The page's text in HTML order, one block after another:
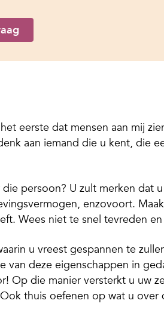
eerste dat mensen aan mij
aan iemand die u kent, die
persoon? U zult merken dat
enzovoort.
Wees niet te snel tevreden
u vreest gespannen te
van deze eigenschappen in
Op die manier versterkt u uw
thuis oefenen op wat u